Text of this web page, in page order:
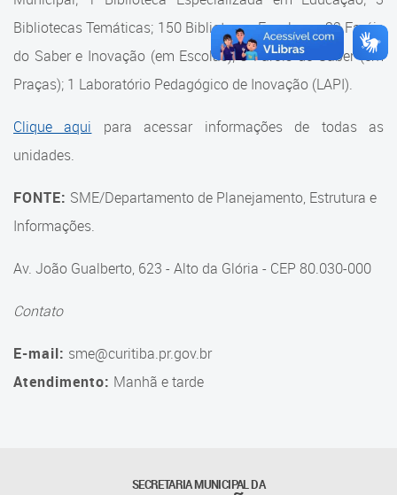
Serviços
Gerência de Contratos
Gerência de Limpeza e
Suporte aos Contratos
Gerência de Segurança
Gerência de Transporte
Gerência de Transporte para
a Educação Especial - SITES
Tecnologia
Bibliotecas Temáticas; 150 Bibliotecas Escolares; 32 Faróis
do Saber e Inovação (em Escolas); 9 Faróis do Saber (em
Praças); 1 Laboratório Pedagógico de Inovação (LAPI).
Clique aqui para acessar informações de todas as
unidades.
FONTE: SME/Departamento de Planejamento, Estrutura e
Informações.
Av. João Gualberto, 623 - Alto da Glória - CEP 80.030-000
Contato
E-mail: sme@curitiba.pr.gov.br
Atendimento: Manhã e tarde
SECRETARIA MUNICIPAL DA